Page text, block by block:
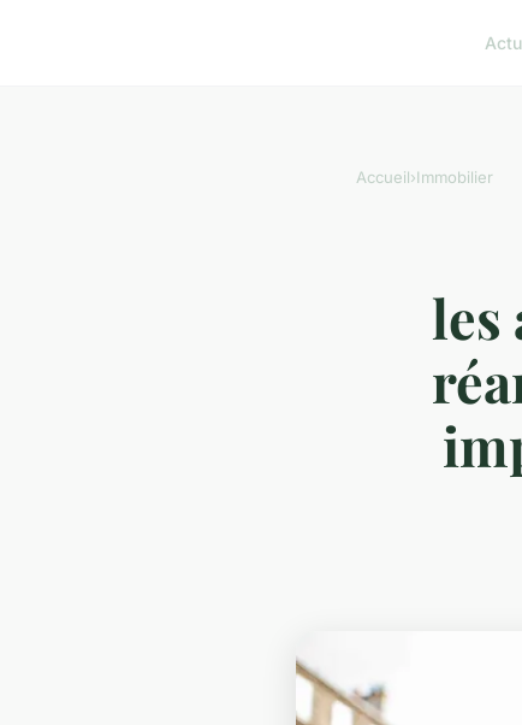
Actu
Accueil›Immobilier
les